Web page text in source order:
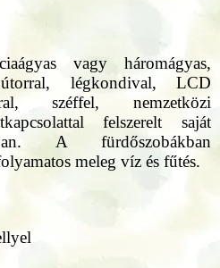
vagy háromágyas,
légkondival, LCD
széffel, nemzetközi
felszerelt saját
A fürdőszobákban
meleg víz és fűtés.